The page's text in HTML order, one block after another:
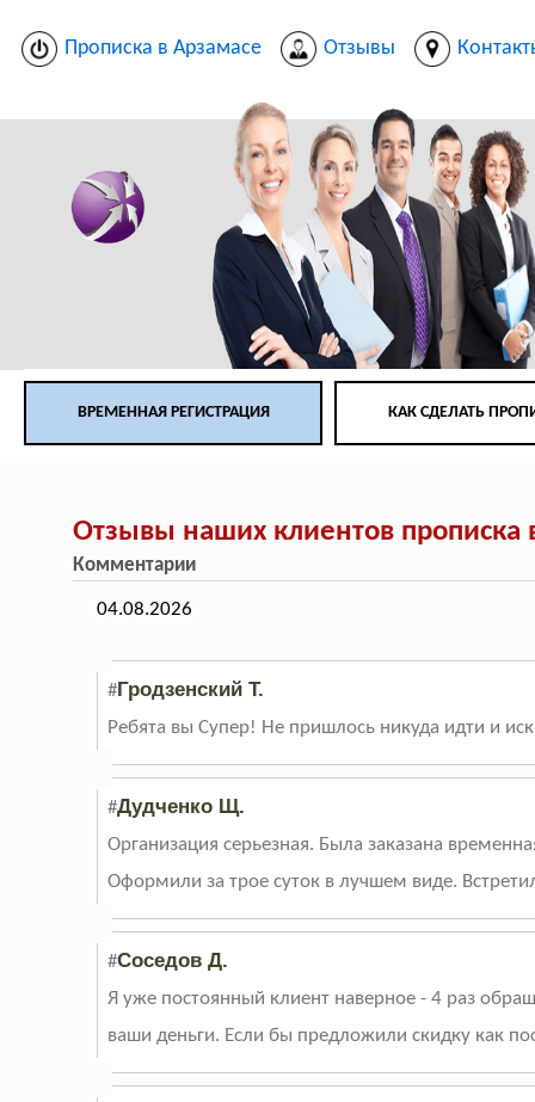
Прописка в Арзамасе Отзывы
ВРЕМЕННАЯ РЕГИСТРАЦИЯ КАК СДЕЛАТЬ
Отзывы наших клиентов прописка
Комментарии
04.08.2026
#Гродзенский Т.
Ребята вы Супер! Не пришлось никуда идти и
#Дудченко Щ.
Организация серьезная. Была заказана
Оформили за трое суток в лучшем виде.
#Соседов Д.
Я уже постоянный клиент наверное - 4 раз
ваши деньги. Если бы предложили скидку как